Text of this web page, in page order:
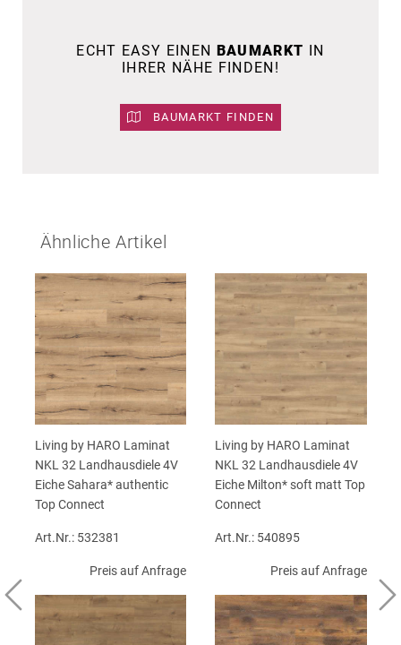
ECHT EASY EINEN BAUMARKT IN
IHRER NÄHE FINDEN!
BAUMARKT FINDEN
Ähnliche Artikel
Living by HARO Laminat
NKL 32 Landhausdiele 4V
Eiche Sahara* authentic
Top Connect
Art.Nr.: 532381
Preis auf Anfrage
Living by HARO Laminat
NKL 32 Landhausdiele 4V
Eiche Milton* soft matt Top
Connect
Art.Nr.: 540895
Preis auf Anfrage